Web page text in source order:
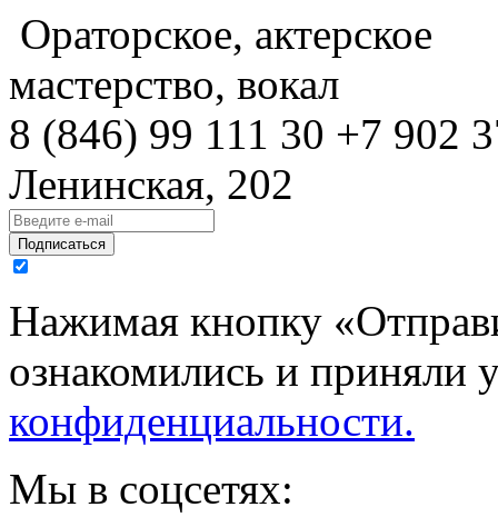
Ораторское, актерское
мастерство, вокал
8 (846) 99 111 30 +7 902
Ленинская, 202
Подписаться
Нажимая кнопку
ознакомились и приняли
конфиденциальности.
Мы в соцсетях: